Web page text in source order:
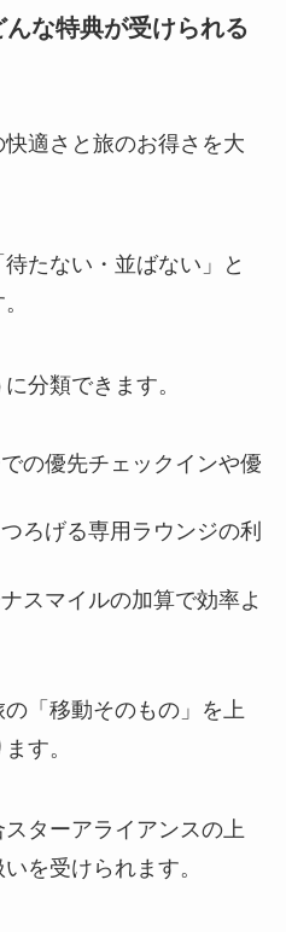
な特典が受けられる
適さと旅のお得さを大
たない・並ばない」と
分類できます。
の優先チェックインや優
ろげる専用ラウンジの利
スマイルの加算で効率よ
「移動そのもの」を上
す。
ターアライアンスの上
を受けられます。